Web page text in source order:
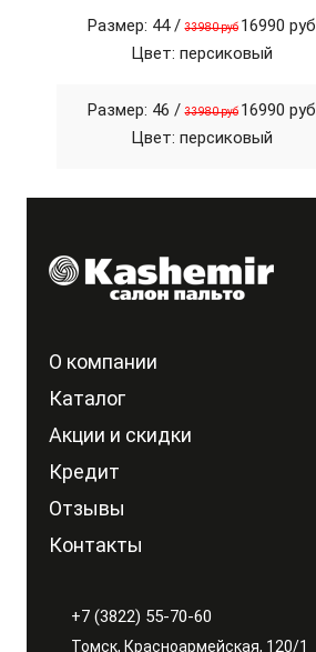
Размер: 44 /33980 руб 16990 руб
Цвет: персиковый
Размер: 46 /33980 руб 16990 руб
Цвет: персиковый
О компании
Каталог
Акции и скидки
Кредит
Отзывы
Контакты
+7 (3822) 55-70-60
Томск, Красноармейская, 120/1